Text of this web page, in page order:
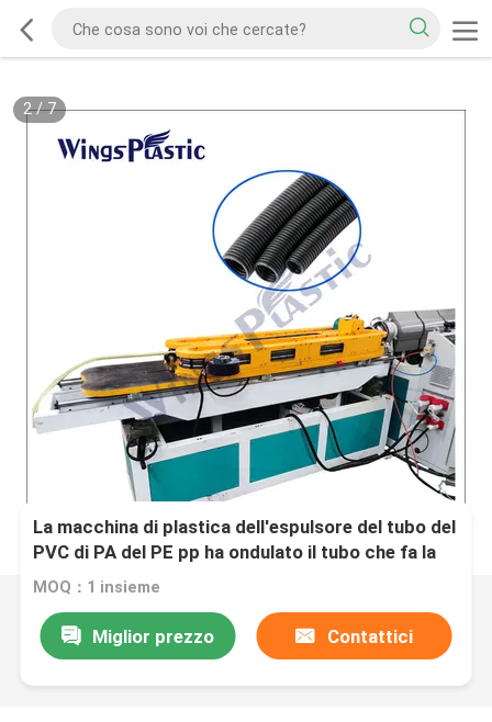
2/7
La macchina di plastica dell'espulsore del tubo del
PVC di PA del PE pp ha ondulato il tubo che fa la
macchina
MOQ：1 insieme
Miglior prezzo Contattici